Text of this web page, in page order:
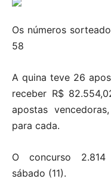
Os números
58
A quina teve 26
receber R$
apostas
para cada.
O concurso
sábado (11).